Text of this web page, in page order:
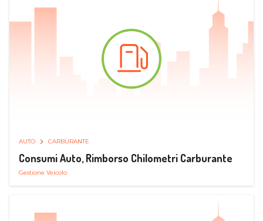
AUTO CARBURANTE
Consumi Auto, Rimborso Chilometri Carburante
Gestione Veicolo